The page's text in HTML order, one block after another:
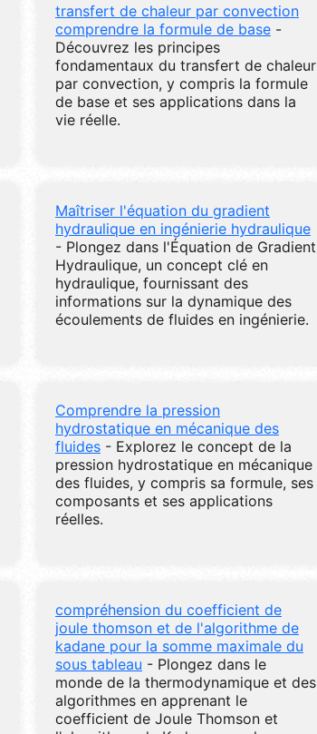
transfert de chaleur par convection
comprendre la formule de base -
Découvrez les principes
fondamentaux du transfert de chaleur
par convection, y compris la formule
de base et ses applications dans la
vie réelle.
Maîtriser l'équation du gradient
hydraulique en ingénierie hydraulique
- Plongez dans l'Équation de Gradient
Hydraulique, un concept clé en
hydraulique, fournissant des
informations sur la dynamique des
écoulements de fluides en ingénierie.
Comprendre la pression
hydrostatique en mécanique des
fluides - Explorez le concept de la
pression hydrostatique en mécanique
des fluides, y compris sa formule, ses
composants et ses applications
réelles.
compréhension du coefficient de
joule thomson et de l'algorithme de
kadane pour la somme maximale du
sous tableau - Plongez dans le
monde de la thermodynamique et des
algorithmes en apprenant le
coefficient de Joule Thomson et